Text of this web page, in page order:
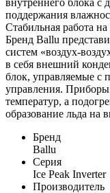
поддержания
Стабильная работа
Бренд Ballu
систем «воздух-
в себя внешний
блок, управляемые с
управления.
температур, а
образование льда на
Бренд
Ballu
Серия
Ice Peak Inverter
Производитель